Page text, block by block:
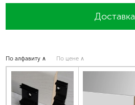
Доставка
По алфавиту ∧ По цене ∧